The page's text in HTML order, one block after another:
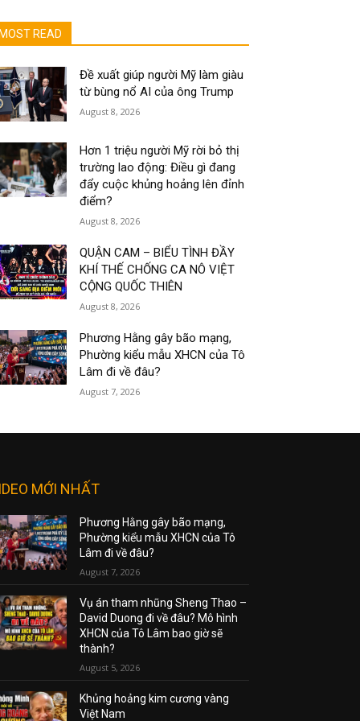
MOST READ
Đề xuất giúp người Mỹ làm giàu
từ bùng nổ AI của ông Trump
August 8, 2026
Hơn 1 triệu người Mỹ rời bỏ thị
trường lao động: Điều gì đang
đẩy cuộc khủng hoảng lên đỉnh
điểm?
August 8, 2026
QUẬN CAM – BIỂU TÌNH ĐẦY
KHÍ THẾ CHỐNG CA NÔ VIỆT
CỘNG QUỐC THIÊN
August 8, 2026
Phương Hằng gây bão mạng,
Phường kiểu mẫu XHCN của Tô
Lâm đi về đâu?
August 7, 2026
MỚI NHẤT
Phương Hằng gây bão mạng,
Phường kiểu mẫu XHCN của Tô
Lâm đi về đâu?
August 7, 2026
Vụ án tham nhũng Sheng Thao –
David Duong đi về đâu? Mô hình
XHCN của Tô Lâm bao giờ sẽ
thành?
August 5, 2026
Khủng hoảng kim cương vàng
Việt Nam